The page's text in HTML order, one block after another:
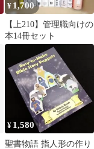
¥ 1,700
【上210】管理職向けの
本14冊セット
¥ 1,580
聖書物語 指人形の作り